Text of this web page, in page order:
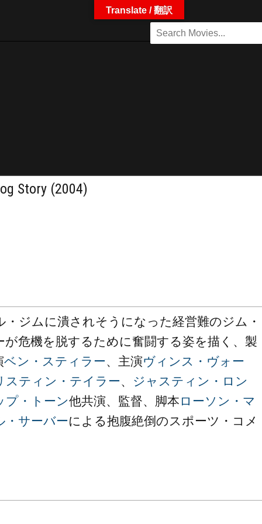
Story (2004)
・ジムに潰されそうになった経営難のジム・
が危機を脱するために奮闘する姿を描く、製
ベン・スティラー、主演ヴィンス・ヴォー
スティン・テイラー、 ジャスティン・ロン
プ・トーン他共演、監督、脚本 ローソン・マ
・サーバーによる抱腹絶倒のスポーツ・コメ
Translate / 翻訳